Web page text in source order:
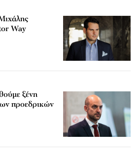
Way
ξένη
προεδρικών